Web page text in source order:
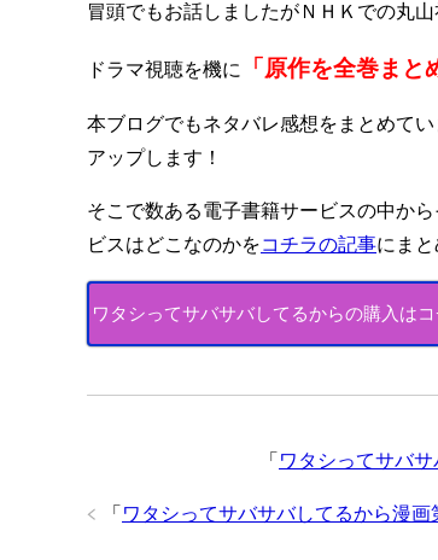
冒頭でもお話しましたがＮＨＫでの丸
ドラマ視聴を機に 「原作を全巻まと
本ブログでもネタバレ感想をまとめて
アップします！
そこで数ある電子書籍サービスの中か
ビスはどこなのかをコチラの記事にまと
ワタシってサバサバしてるからの購入はコ
「 ワタシってサバ
「 ワタシってサバサバしてるから漫